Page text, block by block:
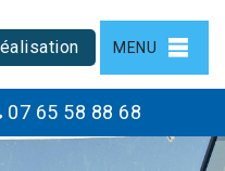
MENU
07 65 58 88 68